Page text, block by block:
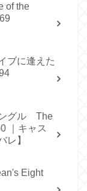
of the
ブに逢えた
グル The
｜キャス
レ】
Eight